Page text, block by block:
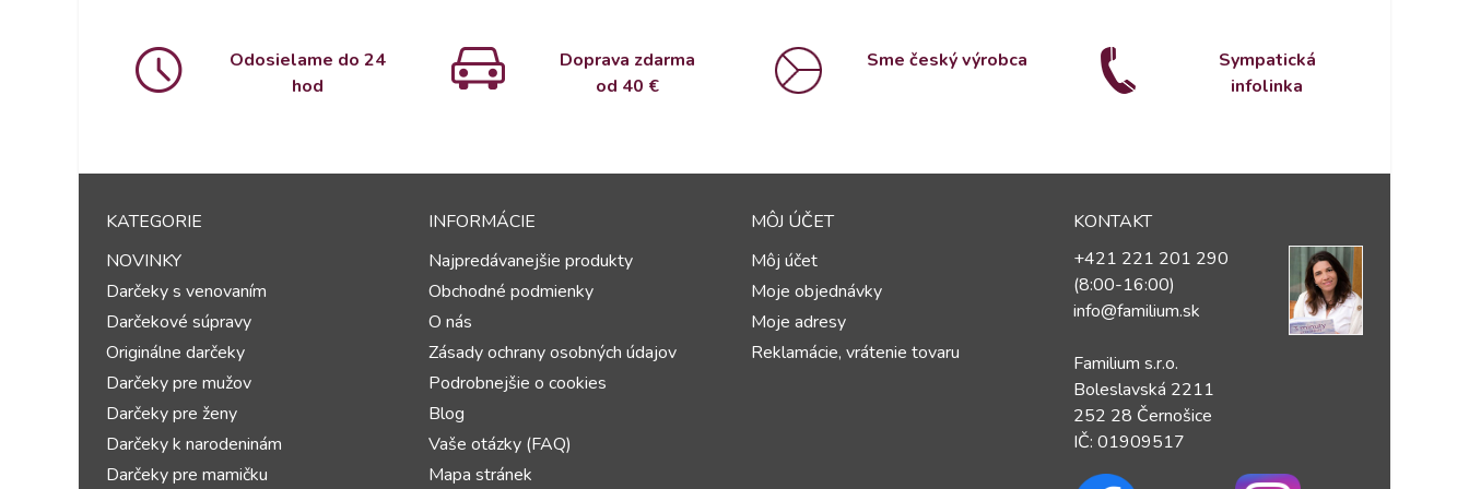
Odosielame do 24
hod
Doprava zdarma
od 40 €
Sme český výrobca
Sympatická
infolinka
KATEGORIE
NOVINKY
Darčeky s venovaním
Darčekové súpravy
Originálne darčeky
Darčeky pre mužov
Darčeky pre ženy
Darčeky k narodeninám
Darčeky pre mamičku
INFORMÁCIE
Najpredávanejšie produkty
Obchodné podmienky
O nás
Zásady ochrany osobných údajov
Podrobnejšie o cookies
Blog
Vaše otázky (FAQ)
Mapa stránek
MÔJ ÚČET
Môj účet
Moje objednávky
Moje adresy
Reklamácie, vrátenie tovaru
KONTAKT
+421 221 201 290
(8:00-16:00)
info@familium.sk
Familium s.r.o.
Boleslavská 2211
252 28 Černošice
IČ: 01909517